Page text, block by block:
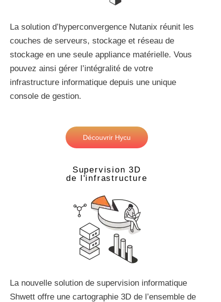
La solution d’hyperconvergence Nutanix réunit les
couches de serveurs, stockage et réseau de
stockage en une seule appliance matérielle. Vous
pouvez ainsi gérer l’intégralité de votre
infrastructure informatique depuis une unique
console de gestion.
Découvrir Hycu
Supervision 3D
de l'infrastructure
La nouvelle solution de supervision informatique
Shwett offre une cartographie 3D de l’ensemble de